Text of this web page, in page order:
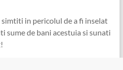
in pericolul de a fi inselat
sume de bani acestuia si sunati